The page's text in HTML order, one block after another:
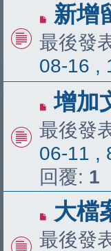
新增
最後發
08-16 ,
增加
最後發
06-11 ,
回覆: 1
大檔
最後發